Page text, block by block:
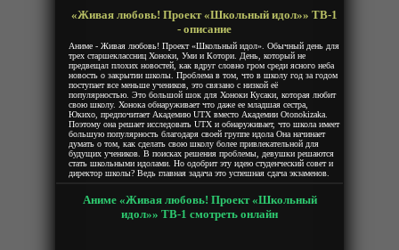
«Живая любовь! Проект «Школьный идол»» ТВ-1
- описание
Аниме - Живая любовь! Проект «Школьный идол». Обычный день для
трех старшеклассниц Хоноки, Уми и Котори. День, который не
предвещал плохих новостей, как вдруг словно гром среди ясного неба
новость о закрытии школы. Проблема в том, что в школу год за годом
поступает все меньше учеников, это связано с низкой её
популярностью. Это большой шок для Хоноки Кусаки, которая любит
свою школу. Хонока обнаруживает что даже ее младшая сестра,
Юкихо, предпочитает Академию UTX вместо Академии Otonokizaka.
Поэтому она решает исследовать UTX и обнаруживает, что школа имеет
большую популярность благодаря своей группе идола Она начинает
думать о том, как сделать свою школу более привлекательной для
будущих учеников. В поисках решения проблемы, девушки решаются
стать школьными идолами. Но одобрит эту идею студенческий совет и
директор школы? Ведь главная задача это успешная сдача экзаменов.
Аниме «Живая любовь! Проект «Школьный
идол»» ТВ-1 смотреть онлайн